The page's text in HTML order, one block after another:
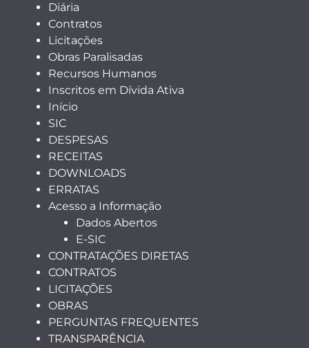
Diária
Contratos
Licitações
Obras Paralisadas
Recursos Humanos
Inscritos em Dívida Ativa
Início
SIC
DESPESAS
RECEITAS
DOWNLOADS
ERRATAS
Acesso a Informação
Dados Abertos
E-SIC
CONTRATAÇÕES DIRETAS
CONTRATOS
LICITAÇÕES
OBRAS
PERGUNTAS FREQUENTES
TRANSPARÊNCIA